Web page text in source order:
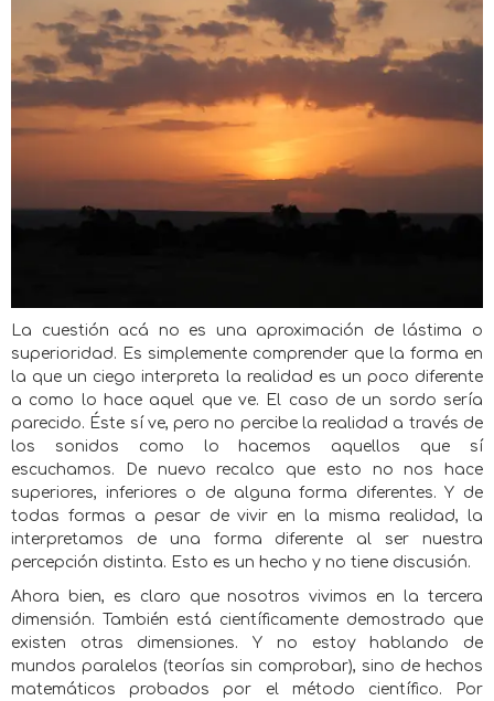
La cuestión acá no es una aproximación de lástima o
superioridad. Es simplemente comprender que la forma en
la que un ciego interpreta la realidad es un poco diferente
a como lo hace aquel que ve. El caso de un sordo sería
parecido. Éste sí ve, pero no percibe la realidad a través de
los sonidos como lo hacemos aquellos que sí
escuchamos. De nuevo recalco que esto no nos hace
superiores, inferiores o de alguna forma diferentes. Y de
todas formas a pesar de vivir en la misma realidad, la
interpretamos de una forma diferente al ser nuestra
percepción distinta. Esto es un hecho y no tiene discusión.
Ahora bien, es claro que nosotros vivimos en la tercera
dimensión. También está científicamente demostrado que
existen otras dimensiones. Y no estoy hablando de
mundos paralelos (teorías sin comprobar), sino de hechos
matemáticos probados por el método científico. Por